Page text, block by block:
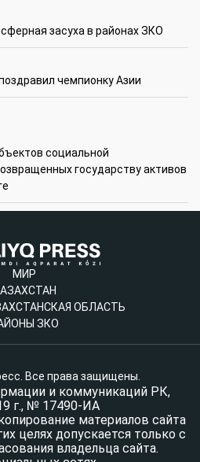
засуха в районах ЗКО
чемпионку Азии
социальной
государству активов
МИР
ОБЛАСТЬ
ЗКО
Все права защищены.
и коммуникаций РК,
г., № 17490-ИА
материалов сайта
целях допускается только с
владельца сайта.